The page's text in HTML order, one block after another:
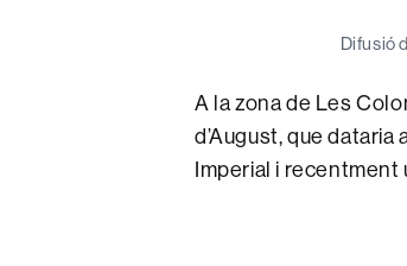
Difusió
A la zona de Les
d’August, que
Imperial i recentment